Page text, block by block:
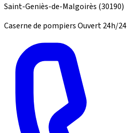
Saint-Geniès-de-Malgoirès (30190)
Caserne de pompiersOuvert 24h/24